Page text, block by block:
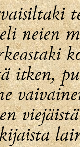
neien
itken,